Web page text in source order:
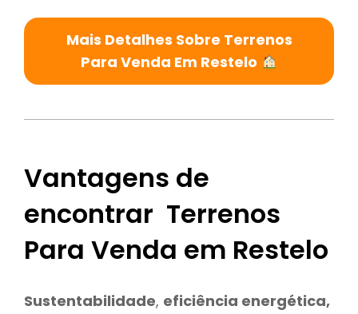
Mais Detalhes Sobre Terrenos
Para Venda Em Restelo
Vantagens de
encontrar Terrenos
Para Venda em Restelo
Sustentabilidade, eficiência energética,